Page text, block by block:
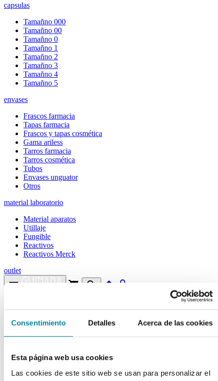
Consentimiento Detalles Acerca de las cookies
Esta página web usa cookies
Las cookies de este sitio web se usan para personalizar el
capsulas
Tamañno 000
Tamañno 00
Tamañno 0
Tamañno 1
Tamañno 2
Tamañno 3
Tamañno 4
Tamañno 5
envases
Frascos farmacia
Tapas farmacia
Frascos y tapas cosmética
Gama ariless
Tarros farmacia
Tarros cosmética
Tubos
Envases unguator
Otros
material laboratorio
Material aparatos
Utillaje
Fungible
Reactivos
Reactivos Merck
outlet
menu shopping_cart search home lock
Actualmente se encuentra en:
arrow_back Ficha de producto